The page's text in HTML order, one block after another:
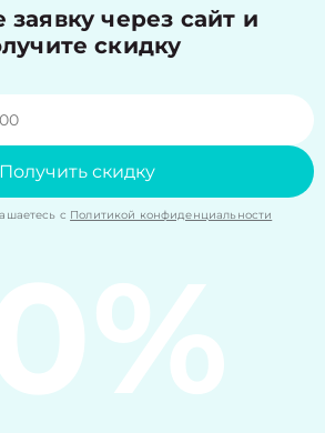
заявку через сайт и
скидку
Получить скидку
с Политикой конфиденциальности